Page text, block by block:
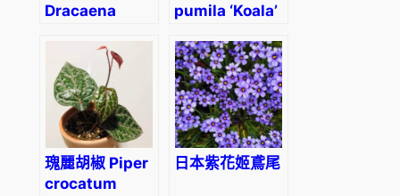
Dracaena
pumila ‘Koala’
瑰麗胡椒 Piper
crocatum
日本紫花姬鳶尾